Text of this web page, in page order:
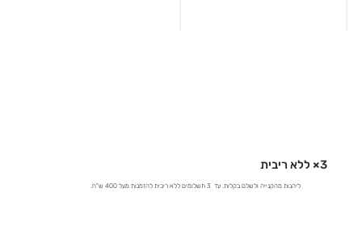
3× ללא ריבית
ליהנות מהקנייה ולשלם בקלות. עד 3 תשלומים ללא ריבית להזמנות מעל 400 ש"ח.